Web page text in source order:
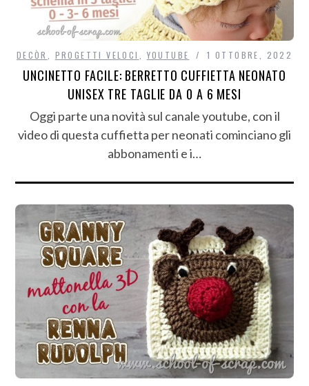
DECÒR PROGETTI VELOCI YOUTUBE 1 OTTOBRE, 2022
UNCINETTO FACILE: BERRETTO CUFFIETTA NEONATO
UNISEX TRE TAGLIE DA 0 A 6 MESI
Oggi parte una novità sul canale youtube, con il
video di questa cuffietta per neonati cominciano gli
abbonamenti e i…